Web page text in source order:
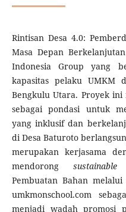
Rintisan Desa 4.0:
Masa Depan
Indonesia Group yang
kapasitas pelaku UMKM
Bengkulu Utara. Proyek
sebagai pondasi untuk
yang inklusif dan
di Desa Baturoto
merupakan kerjasama
mendorong
Pembuatan Bahan
umkmonschool.com
menjadi wadah promosi